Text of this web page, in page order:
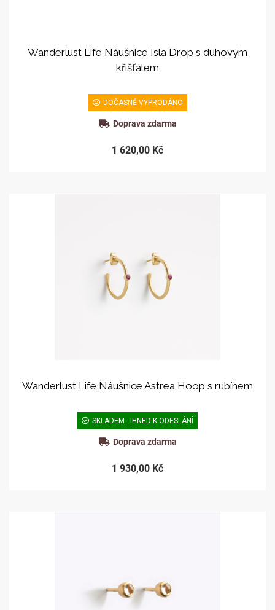
Wanderlust Life Náušnice Isla Drop s duhovým
křišťálem
DOČASNĚ VYPRODÁNO
Doprava zdarma
1 620,00 Kč
Wanderlust Life Náušnice Astrea Hoop s rubínem
SKLADEM - IHNED K ODESLÁNÍ
Doprava zdarma
1 930,00 Kč